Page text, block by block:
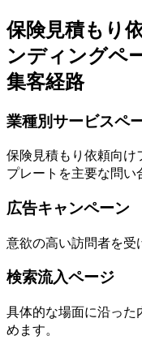
保険見積もり
ンディングペ
集客経路
業種別サービスペ
保険見積もり依頼向け
プレートを主要な問い
広告キャンペーン
意欲の高い訪問者を受
検索流入ページ
具体的な場面に沿った
めます。